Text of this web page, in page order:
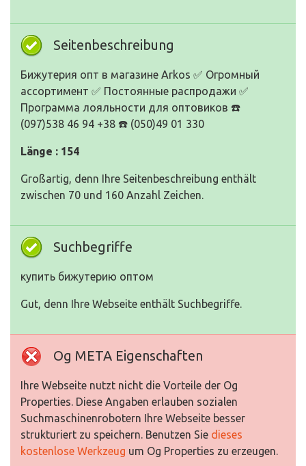
Seitenbeschreibung
Бижутерия опт в магазине Arkos ✅ Огромный
ассортимент ✅ Постоянные распродажи ✅
Программа лояльности для оптовиков ☎️
(097)538 46 94 +38 ☎️ (050)49 01 330
Länge : 154
Großartig, denn Ihre Seitenbeschreibung enthält
zwischen 70 und 160 Anzahl Zeichen.
Suchbegriffe
купить бижутерию оптом
Gut, denn Ihre Webseite enthält Suchbegriffe.
Og META Eigenschaften
Ihre Webseite nutzt nicht die Vorteile der Og
Properties. Diese Angaben erlauben sozialen
Suchmaschinenrobotern Ihre Webseite besser
strukturiert zu speichern. Benutzen Sie dieses
kostenlose Werkzeug um Og Properties zu erzeugen.